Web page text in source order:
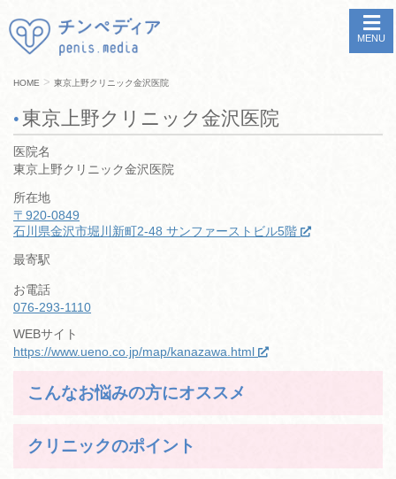
MENU
HOME > 東京上野クリニック金沢医院
東京上野クリニック金沢医院
医院名
東京上野クリニック金沢医院
所在地
〒920-0849
石川県金沢市堀川新町2-48 サンファーストビル5階
最寄駅
お電話
076-293-1110
WEBサイト
https://www.ueno.co.jp/map/kanazawa.html
こんなお悩みの方にオススメ
クリニックのポイント